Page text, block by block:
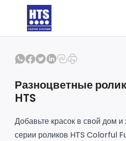
Разноцветные
HTS
Добавьте красок в свой дом
серии роликов HTS Colorful